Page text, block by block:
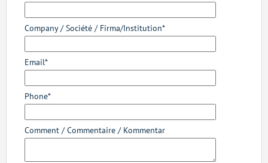
Company / Société / Firma/Institution
Email
Phone
Comment / Commentaire / Kommentar